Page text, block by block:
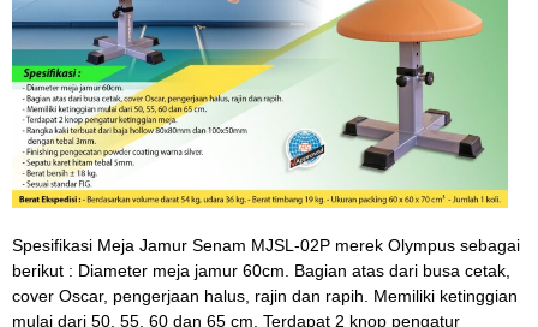
Spesifikasi Meja Jamur Senam MJSL-02P merek Olympus sebagai
berikut : Diameter meja jamur 60cm. Bagian atas dari busa cetak,
cover Oscar, pengerjaan halus, rajin dan rapih. Memiliki ketinggian
mulai dari 50, 55, 60 dan 65 cm. Terdapat 2 knop pengatur